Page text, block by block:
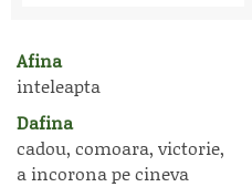
Afina
inteleapta
Dafina
cadou, comoara, victorie,
a incorona pe cineva